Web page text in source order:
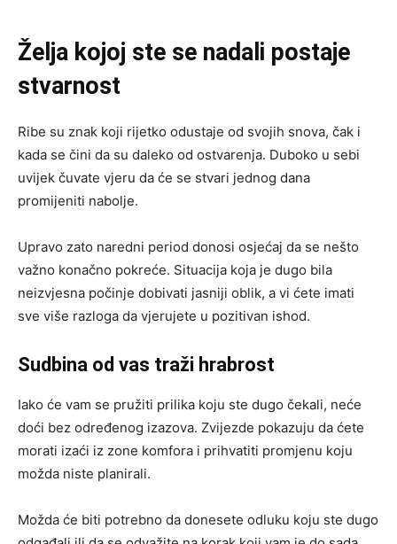
Želja kojoj ste se nadali postaje
stvarnost
Ribe su znak koji rijetko odustaje od svojih snova, čak i
kada se čini da su daleko od ostvarenja. Duboko u sebi
uvijek čuvate vjeru da će se stvari jednog dana
promijeniti nabolje.
Upravo zato naredni period donosi osjećaj da se nešto
važno konačno pokreće. Situacija koja je dugo bila
neizvjesna počinje dobivati jasniji oblik, a vi ćete imati
sve više razloga da vjerujete u pozitivan ishod.
Sudbina od vas traži hrabrost
Iako će vam se pružiti prilika koju ste dugo čekali, neće
doći bez određenog izazova. Zvijezde pokazuju da ćete
morati izaći iz zone komfora i prihvatiti promjenu koju
možda niste planirali.
Možda će biti potrebno da donesete odluku koju ste dugo